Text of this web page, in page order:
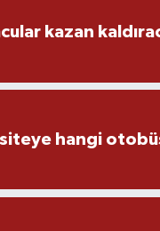
kazan
hangi